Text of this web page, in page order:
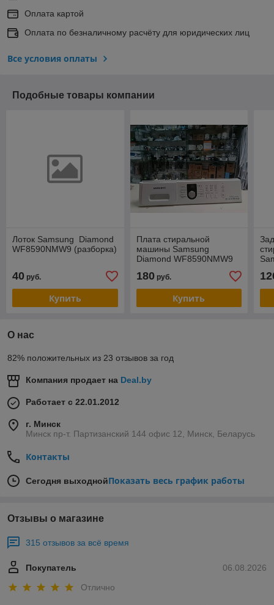
Оплата картой
Оплата по безналичному расчёту для юридических лиц
Все условия оплаты
Подобные товары компании
Лоток Samsung Diamond
WF8590NMW9 (разборка)
40 руб.
Купить
Плата стиральной
машины Samsung
Diamond WF8590NMW9
180руб.
Купить
О нас
82% положительных из 23 отзывов за год
Компания продает на Deal.by
Работает с 22.01.2012
г. Минск
Минск пр-т. Партизанский 144 офис 12, Минск, Беларусь
Контакты
Сегодня выходнойПоказать весь график работы
Отзывы о магазине
315 отзывов за всё время
06.08.2026
Покупатель
Отлично